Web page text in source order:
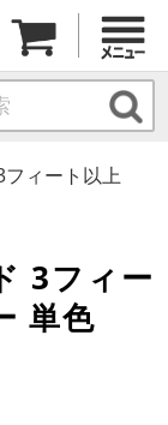
フィート以上
3フィー
単色